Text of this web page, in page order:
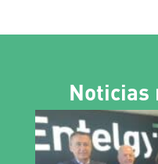
Noticias